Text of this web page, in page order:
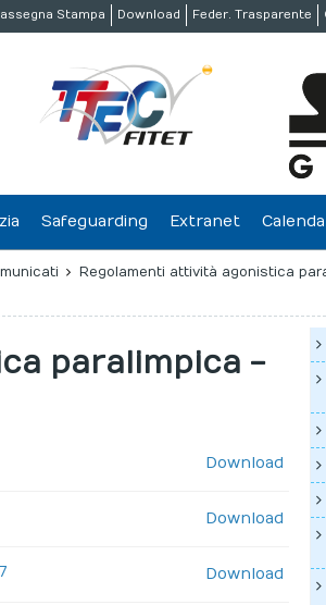
Stampa Download Feder. Trasparente
Safeguarding Extranet
Regolamenti attività agonistica
paralimpica -
Download
Download
Download